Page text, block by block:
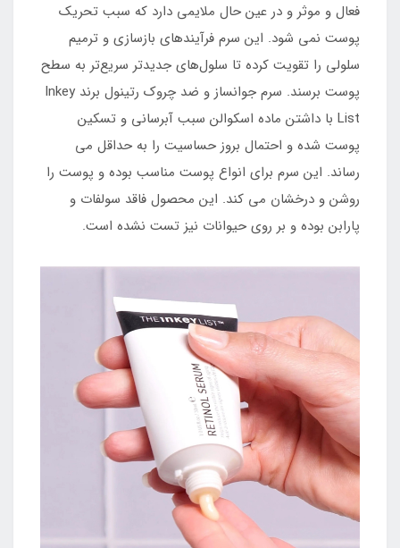
فعال و موثر و در عین حال ملایمی دارد که سبب تحریک
پوست نمی شود. این سرم فرآیندهای بازسازی و ترمیم
سلولی را تقویت کرده تا سلول‌های جدیدتر سریع‌تر به سطح
پوست برسند. سرم جوانساز و ضد چروک رتینول برند Inkey
List با داشتن ماده اسکوالن سبب آبرسانی و تسکین
پوست شده و احتمال بروز حساسیت را به حداقل می
رساند. این سرم برای انواع پوست مناسب بوده و پوست را
روشن و درخشان می کند. این محصول فاقد سولفات و
پارابن بوده و بر روی حیوانات نیز تست نشده است.